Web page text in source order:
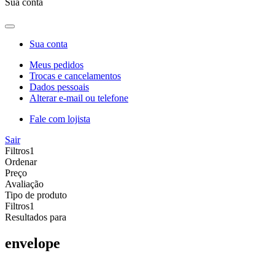
Sua conta
Meus pedidos
Trocas e cancelamentos
Dados pessoais
Alterar e-mail ou telefone
Fale com lojista
Sair
Filtros1
Ordenar
Preço
Avaliação
Tipo de produto
Filtros1
Resultados para
envelope